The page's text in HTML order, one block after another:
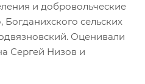
и добровольческие
сельских
Оценивали
Сергей Низов и